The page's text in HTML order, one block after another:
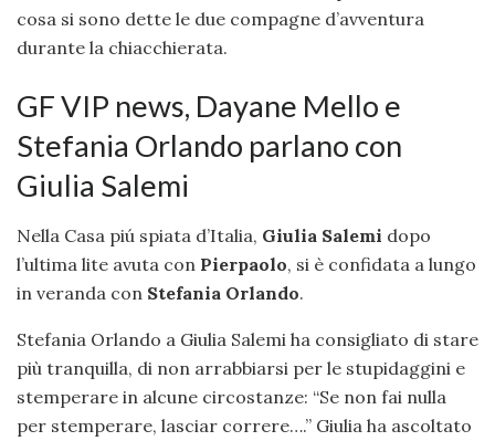
cosa si sono dette le due compagne d’avventura
durante la chiacchierata.
GF VIP news, Dayane Mello e
Stefania Orlando parlano con
Giulia Salemi
Nella Casa piú spiata d’Italia, Giulia Salemi dopo
l’ultima lite avuta con Pierpaolo, si è confidata a lungo
in veranda con Stefania Orlando.
Stefania Orlando a Giulia Salemi ha consigliato di stare
più tranquilla, di non arrabbiarsi per le stupidaggini e
stemperare in alcune circostanze: “Se non fai nulla
per stemperare, lasciar correre….” Giulia ha ascoltato